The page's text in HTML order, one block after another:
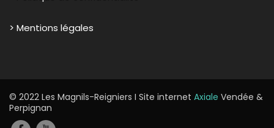
> Mentions légales
© 2022 Les Magnils-Reigniers I Site internet Axiale Vendée &
Perpignan